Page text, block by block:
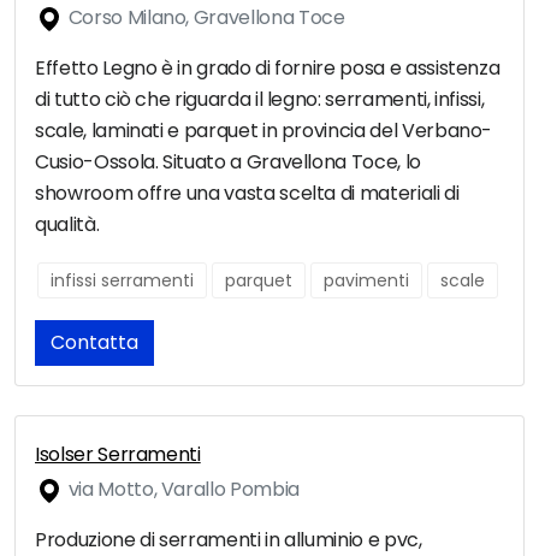
Corso Milano, Gravellona Toce
Effetto Legno è in grado di fornire posa e assistenza
di tutto ciò che riguarda il legno: serramenti, infissi,
scale, laminati e parquet in provincia del Verbano-
Cusio-Ossola. Situato a Gravellona Toce, lo
showroom offre una vasta scelta di materiali di
qualità.
infissi serramenti parquet pavimenti scale
Contatta
Isolser Serramenti
via Motto, Varallo Pombia
Produzione di serramenti in alluminio e pvc,